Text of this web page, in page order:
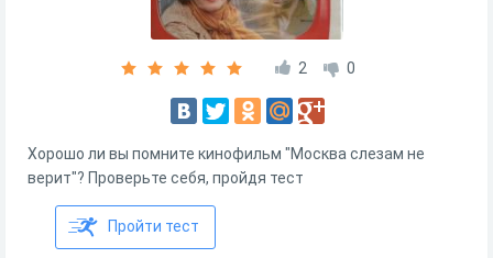
2 0
Хорошо ли вы помните кинофильм "Москва слезам не
верит"? Проверьте себя, пройдя тест
Пройти тест